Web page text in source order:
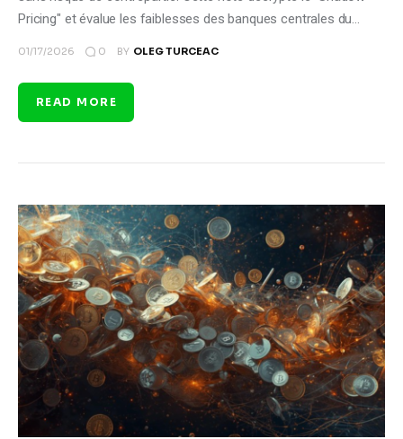
Pricing" et évalue les faiblesses des banques centrales du…
01/17/2026 0 BY OLEG TURCEAC
READ MORE